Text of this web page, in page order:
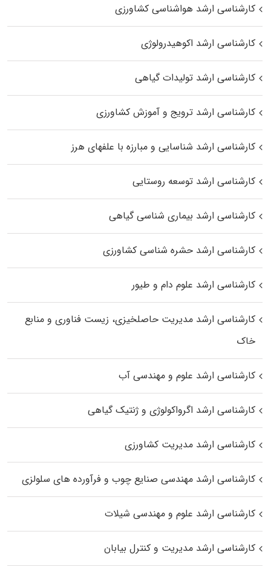
کارشناسی ارشد هواشناسی کشاورزی
کارشناسی ارشد اکوهیدرولوژی
کارشناسی ارشد تولیدات گیاهی
کارشناسی ارشد ترویج و آموزش کشاورزی
کارشناسی ارشد شناسایی و مبارزه با علفهای هرز
کارشناسی ارشد توسعه روستایی
کارشناسی ارشد بیماری‌ شناسی گیاهی
کارشناسی ارشد حشره‌ شناسی کشاورزی
کارشناسی ارشد علوم دام و طیور
کارشناسی ارشد مدیریت حاصلخیزی، زیست فناوری و منابع
خاک
کارشناسی ارشد علوم و مهندسی آب
کارشناسی ارشد اگرواکولوژی و ژنتیک گیاهی
کارشناسی ارشد مدیریت کشاورزی
کارشناسی ارشد مهندسی صنایع چوب و فرآورده‌ های سلولزی
کارشناسی ارشد علوم و مهندسی شیلات
کارشناسی ارشد مدیریت و کنترل بیابان